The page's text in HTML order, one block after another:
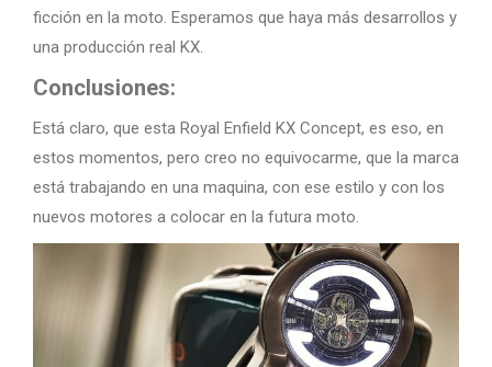
ficción en la moto. Esperamos que haya más desarrollos y
una producción real KX.
Conclusiones:
Está claro, que esta Royal Enfield KX Concept, es eso, en
estos momentos, pero creo no equivocarme, que la marca
está trabajando en una maquina, con ese estilo y con los
nuevos motores a colocar en la futura moto.